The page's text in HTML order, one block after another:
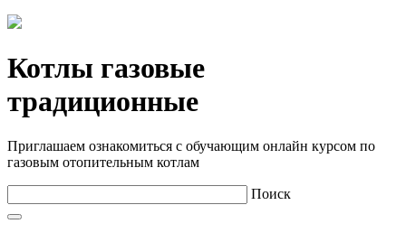
Котлы газовые
традиционные
Приглашаем ознакомиться с обучающим онлайн курсом по
газовым отопительным котлам
Поиск